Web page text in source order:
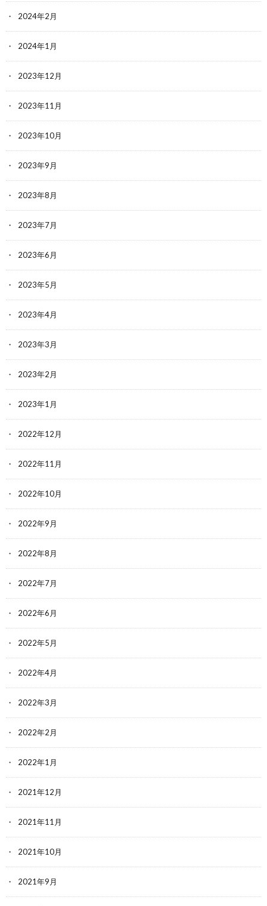
2024年2月
2024年1月
2023年12月
2023年11月
2023年10月
2023年9月
2023年8月
2023年7月
2023年6月
2023年5月
2023年4月
2023年3月
2023年2月
2023年1月
2022年12月
2022年11月
2022年10月
2022年9月
2022年8月
2022年7月
2022年6月
2022年5月
2022年4月
2022年3月
2022年2月
2022年1月
2021年12月
2021年11月
2021年10月
2021年9月